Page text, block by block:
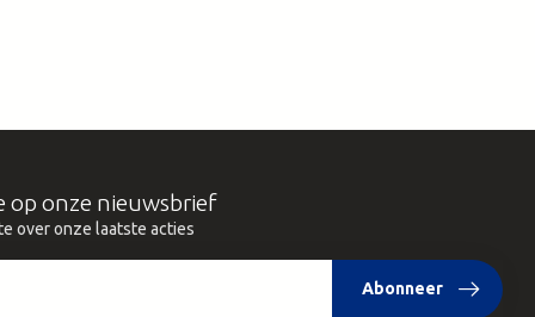
op onze nieuwsbrief
over onze laatste acties
Abonneer